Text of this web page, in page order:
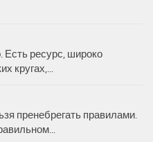
Есть ресурс, широко
кругах,...
пренебрегать правилами.